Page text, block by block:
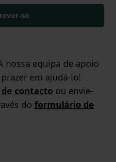
se
nossa equipa de apoio
em ajudá-lo!
contacto ou envie-
do formulário de